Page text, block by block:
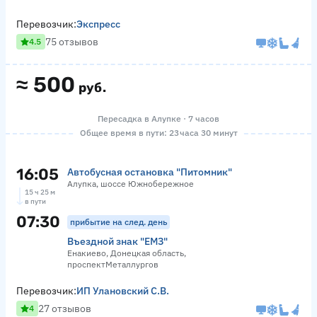
≈ 500 руб.
Перевозчик:Экспресс
4.5 75 отзывов
Пересадка в Алупке · 7 часов
Общее время в пути: 23 часа 30 минут
16:05 Автобусная остановка "Питомник"
Алупка, шоссе Южнобережное
15 ч 25 м
в пути
07:30 прибытие на след. день
Въездной знак "ЕМЗ"
Енакиево, Донецкая область,
проспектМеталлургов
Перевозчик:ИП Улановский С.В.
4 27 отзывов